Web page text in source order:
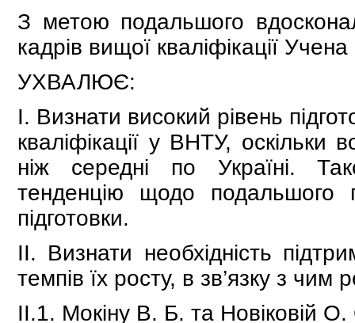
З метою подальшого
кадрів вищої кваліфікації
УХВАЛЮЄ:
І. Визнати високий рівень
кваліфікації у ВНТУ, оскільки
ніж середні по Україні.
тенденцію щодо подальшого
підготовки.
ІІ. Визнати необхідність
темпів їх росту, в зв’язку з чим
ІІ.1. Мокіну В. Б. та Новіковій